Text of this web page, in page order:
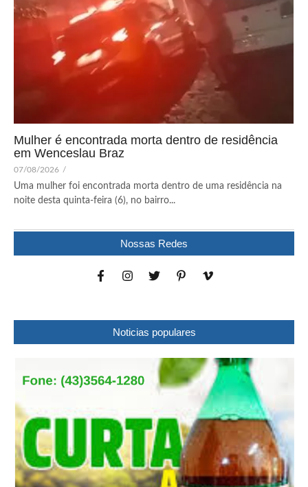
Mulher é encontrada morta dentro de residência
em Wenceslau Braz
07/08/2026 /
Uma mulher foi encontrada morta dentro de uma residência na
noite desta quinta-feira (6), no bairro...
Nossas Redes
Noticias populares